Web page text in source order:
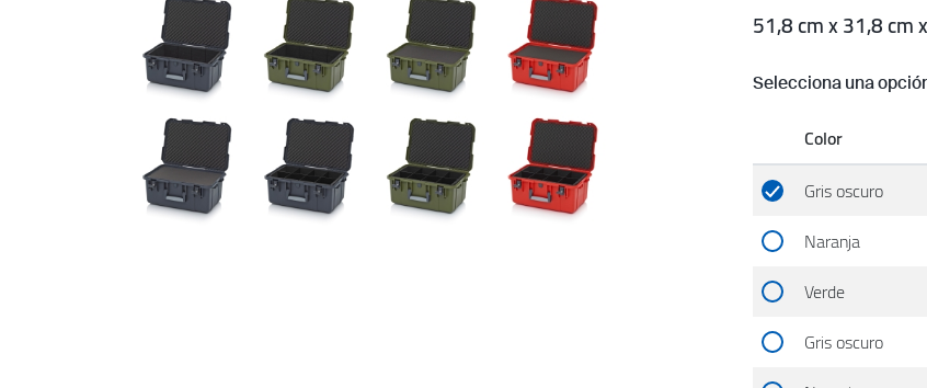
51,8 cm x 31,8 cm
Selecciona una
Color
Gris oscuro
Naranja
Verde
Gris oscuro